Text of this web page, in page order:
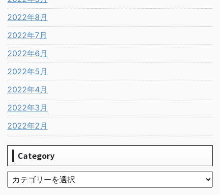
2022年8月
2022年7月
2022年6月
2022年5月
2022年4月
2022年3月
2022年2月
Category